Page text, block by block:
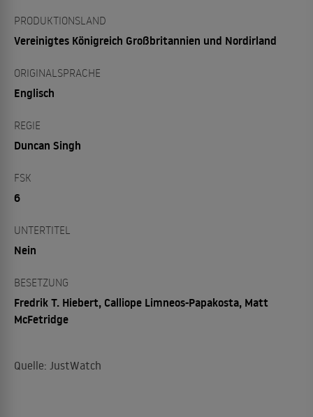
PRODUKTIONSLAND
Vereinigtes Königreich Großbritannien und Nordirland
ORIGINALSPRACHE
Englisch
REGIE
Duncan Singh
FSK
6
UNTERTITEL
Nein
BESETZUNG
Fredrik T. Hiebert, Calliope Limneos-Papakosta, Matt
McFetridge
Quelle: JustWatch